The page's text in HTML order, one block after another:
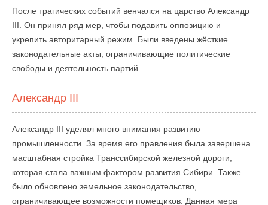
После трагических событий венчался на царство Александр
III. Он принял ряд мер, чтобы подавить оппозицию и
укрепить авторитарный режим. Были введены жёсткие
законодательные акты, ограничивающие политические
свободы и деятельность партий.
Александр III
Александр III уделял много внимания развитию
промышленности. За время его правления была завершена
масштабная стройка Транссибирской железной дороги,
которая стала важным фактором развития Сибири. Также
было обновлено земельное законодательство,
ограничивающее возможности помещиков. Данная мера